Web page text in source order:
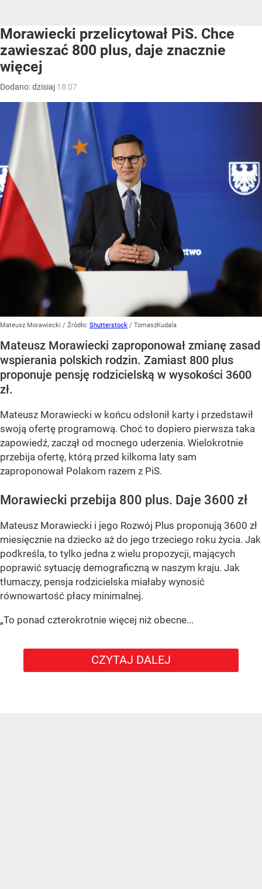
Morawiecki przelicytował PiS. Chce
zawieszać 800 plus, daje znacznie
więcej
Dodano:dzisiaj 18:07
Mateusz Morawiecki / Źródło: Shutterstock / TomaszKudala
Mateusz Morawiecki zaproponował zmianę zasad
wspierania polskich rodzin. Zamiast 800 plus
proponuje pensję rodzicielską w wysokości 3600
zł.
Mateusz Morawiecki w końcu odsłonił karty i przedstawił
swoją ofertę programową. Choć to dopiero pierwsza taka
zapowiedź, zaczął od mocnego uderzenia. Wielokrotnie
przebija ofertę, którą przed kilkoma laty sam
zaproponował Polakom razem z PiS.
Morawiecki przebija 800 plus. Daje 3600 zł
Mateusz Morawiecki i jego Rozwój Plus proponują 3600 zł
miesięcznie na dziecko aż do jego trzeciego roku życia. Jak
podkreśla, to tylko jedna z wielu propozycji, mających
poprawić sytuację demograficzną w naszym kraju. Jak
tłumaczy, pensja rodzicielska miałaby wynosić
równowartość płacy minimalnej.
„To ponad czterokrotnie więcej niż obecne...
CZYTAJ DALEJ